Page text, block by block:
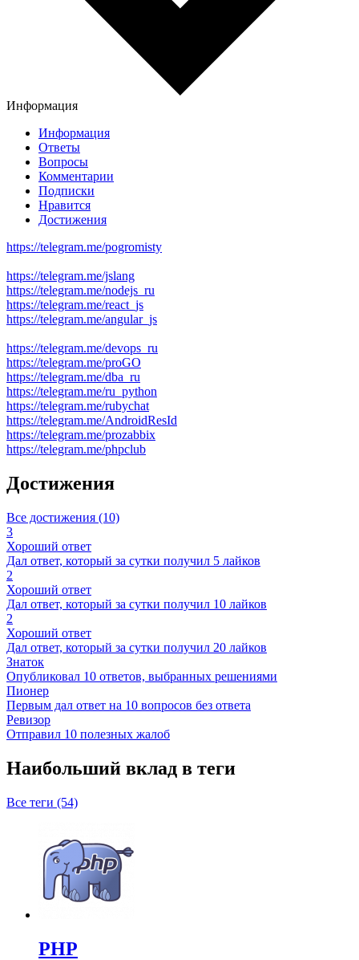
Информация
Информация
Ответы
Вопросы
Комментарии
Подписки
Нравится
Достижения
https://telegram.me/pogromisty
https://telegram.me/jslang
https://telegram.me/nodejs_ru
https://telegram.me/react_js
https://telegram.me/angular_js
https://telegram.me/devops_ru
https://telegram.me/proGO
https://telegram.me/dba_ru
https://telegram.me/ru_python
https://telegram.me/rubychat
https://telegram.me/AndroidResId
https://telegram.me/prozabbix
https://telegram.me/phpclub
Достижения
Все достижения (10)
3
Хороший ответ
Дал ответ, который за сутки получил 5 лайков
2
Хороший ответ
Дал ответ, который за сутки получил 10 лайков
2
Хороший ответ
Дал ответ, который за сутки получил 20 лайков
Знаток
Опубликовал 10 ответов, выбранных решениями
Пионер
Первым дал ответ на 10 вопросов без ответа
Ревизор
Отправил 10 полезных жалоб
Наибольший вклад в теги
Все теги (54)
PHP